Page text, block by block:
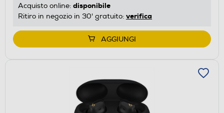
Acquisto online: disponibile
Ritiro in negozio in 30' gratuito: verifica
AGGIUNGI